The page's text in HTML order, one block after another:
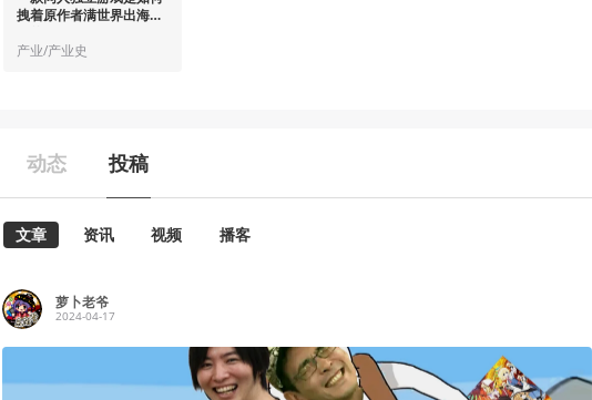
拽着原作者满世界出海游
产业/产业史
动态 投稿
文章 资讯 视频 播客
萝卜老爷
2024-04-17